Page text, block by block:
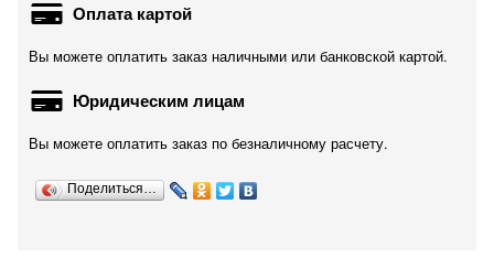
Оплата картой
Вы можете оплатить заказ наличными или банковской картой.
Юридическим лицам
Вы можете оплатить заказ по безналичному расчету.
Поделиться…